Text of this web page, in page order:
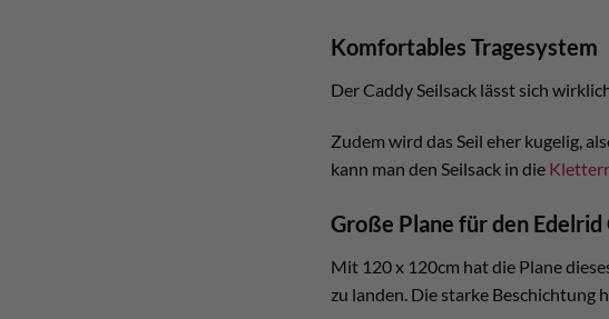
Komfortables Tragesystem
Der Caddy Seilsack lässt sich
Zudem wird das Seil eher kugelig,
kann man den Seilsack in die
Große Plane für den Edelrid
Mit 120 x 120cm hat die Plane
zu landen. Die starke Beschichtung